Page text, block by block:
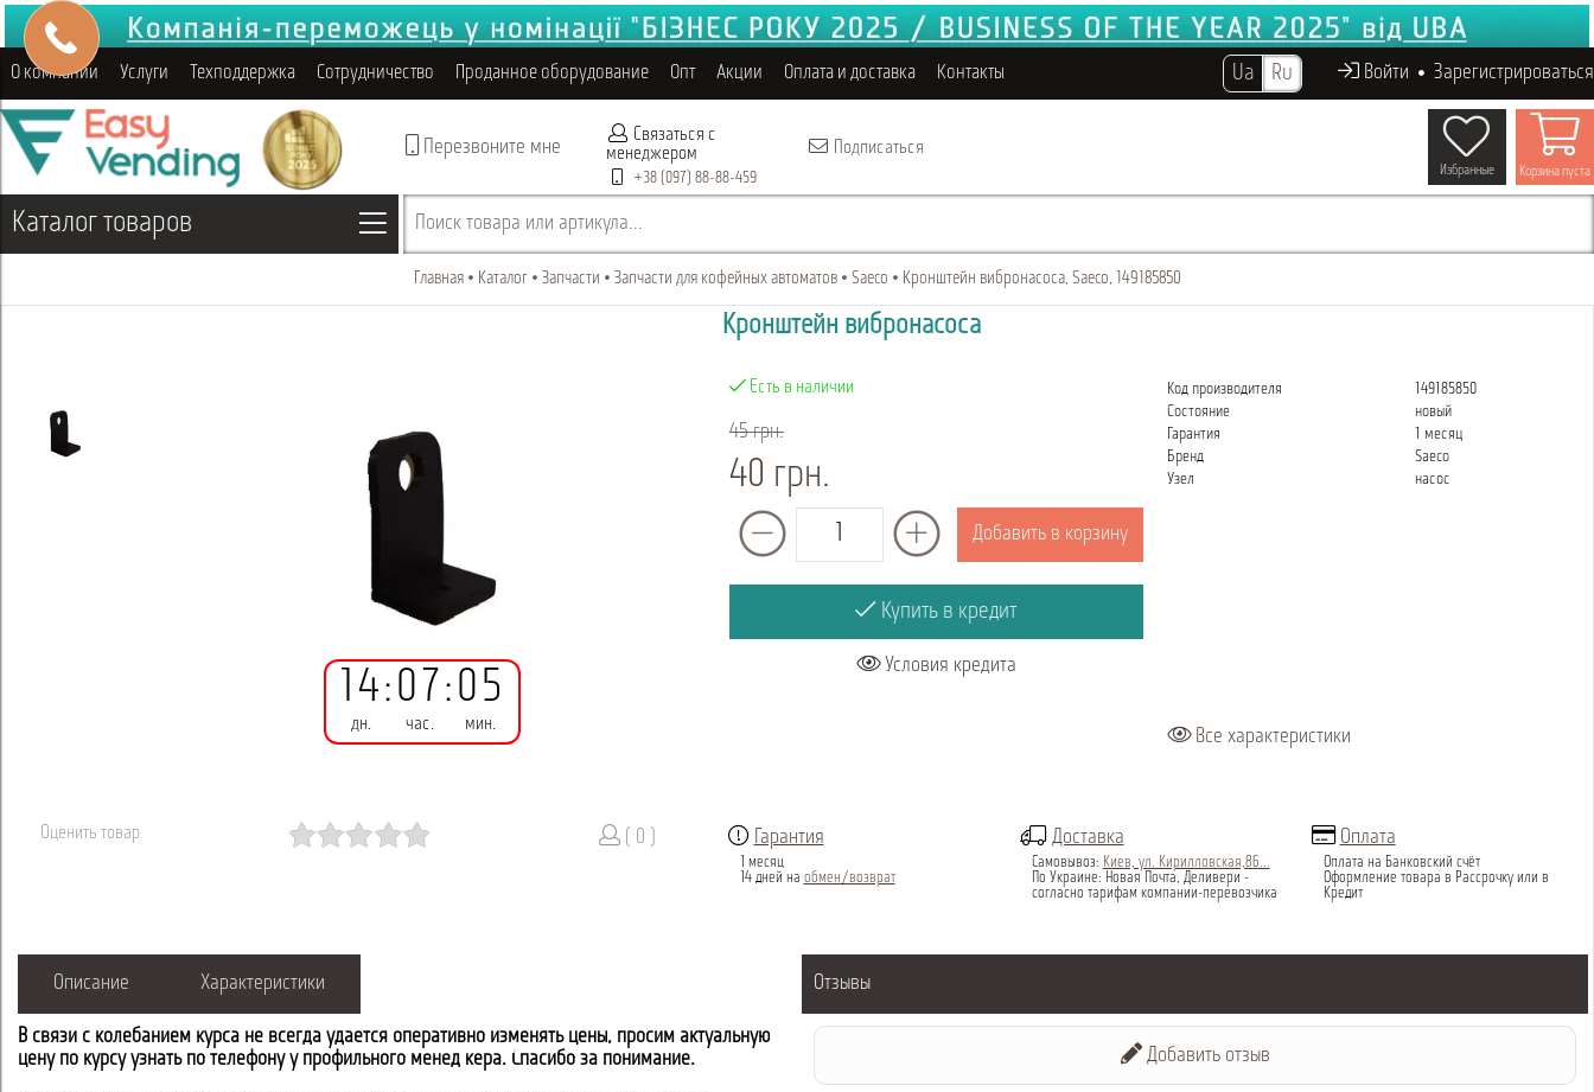
Войти Зарегистрироваться
Ua Ru
О компании Услуги Техподдержка Сотрудничество Проданное оборудование Опт Акции Оплата и доставка Контакты
Перезвоните мне
Связаться с
менеджером
+38 (097) 88-88-459
Подписаться
Корзина пуста
Избранные
Каталог товаров Поиск товара или артикула...
Главная Каталог Запчасти Запчасти для кофейных автоматов Saeco Кронштейн вибронасоса, Saeco, 149185850
14
дн.
:07
час.
:05
мин.
Кронштейн вибронасоса
Есть в наличии
45 грн.
40 грн.
Добавить в корзину
Купить в кредит
Условия кредита
Код производителя
149185850
Состояние
новый
Гарантия
1 месяц
Бренд
Saeco
Узел
насос
Все характеристики
Оценить товар ( 0 ) Гарантия
1 месяц
14 дней на обмен/возврат
Доставка
Самовывоз: Киев, ул. Кирилловская,86...
По Украине: Новая Почта, Деливери -
согласно тарифам компании-перевозчика
Оплата
Оплата на Банковский счёт
Оформление товара в Рассрочку или в
Кредит
Описание Характеристики
В связи с колебанием курса не всегда удается оперативно изменять цены, просим актуальную
цену по курсу узнать по телефону у профильного менеджера. Спасибо за понимание.
Отзывы
Добавить отзыв